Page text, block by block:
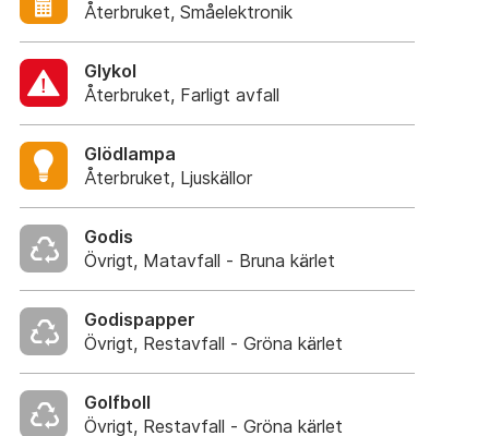
Återbruket, Småelektronik
Glykol
Återbruket, Farligt avfall
Glödlampa
Återbruket, Ljuskällor
Godis
Övrigt, Matavfall - Bruna kärlet
Godispapper
Övrigt, Restavfall - Gröna kärlet
Golfboll
Övrigt, Restavfall - Gröna kärlet